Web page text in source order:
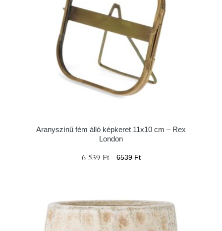
Aranyszínű fém álló képkeret 11x10 cm – Rex
London
6 539 Ft 6539 Ft